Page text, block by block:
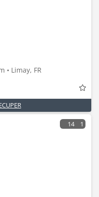
• Limay, FR
14 1